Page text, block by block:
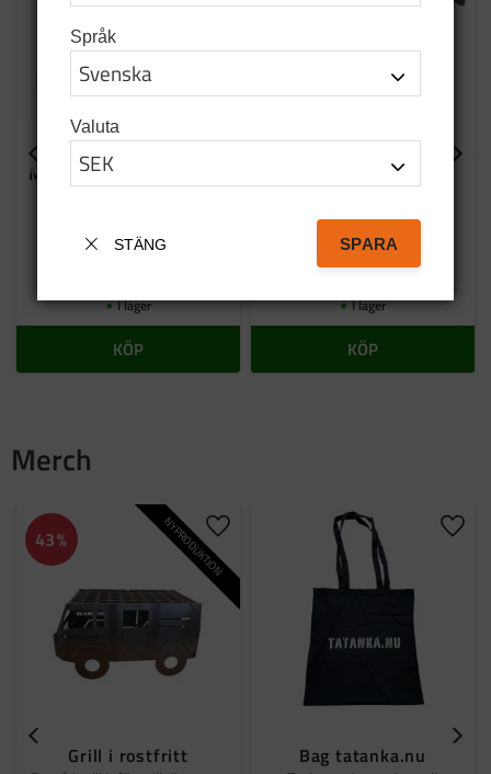
Multi-Tool Grim 650x91
mm
I lager
KÖP
Multi-Tool Loke
570x120 mm
Loke Multi-Tool
695SEK
I lager
KÖP
Merch
Grill i rostfritt
43% NYPRODUKTIONLägg till i favoriter
Bag tatanka.nu
Språk
Valuta
STÄNG SPARA